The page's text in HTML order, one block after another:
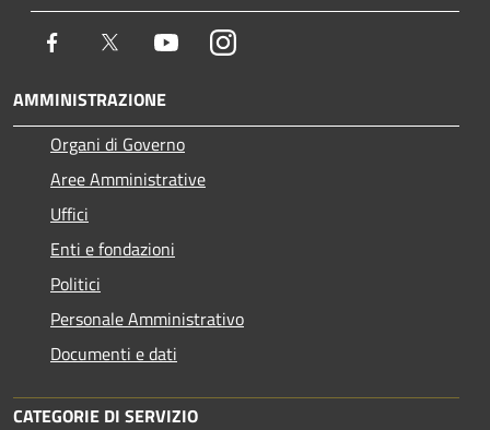
Facebook Twitter YoutubeInstagram
AMMINISTRAZIONE
Organi di Governo
Aree Amministrative
Uffici
Enti e fondazioni
Politici
Personale Amministrativo
Documenti e dati
CATEGORIE DI SERVIZIO